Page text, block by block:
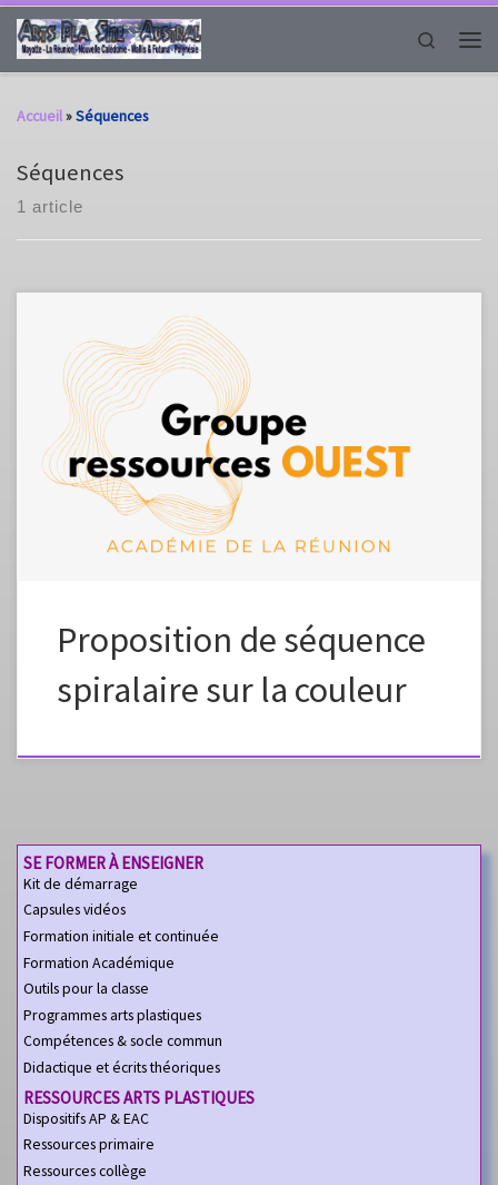
Passer au contenu
Search
Accueil»Séquences
Séquences
1 article
Le groupe ressources ouest propose cette séquence spiralaire sur la
notion de la couleur.
Proposition de séquence
spiralaire sur la couleur
SE FORMER À ENSEIGNER
Kit de démarrage
Capsules vidéos
Formation initiale et continuée
Formation Académique
Outils pour la classe
Programmes arts plastiques
Compétences & socle commun
Didactique et écrits théoriques
RESSOURCES ARTS PLASTIQUES
Dispositifs AP & EAC
Ressources primaire
Ressources collège